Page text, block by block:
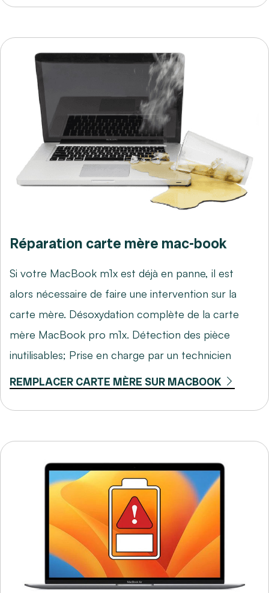
Réparation carte mère mac-book
Si votre MacBook m1x est déjà en panne, il est
alors nécessaire de faire une intervention sur la
carte mère. Désoxydation complète de la carte
mère MacBook pro m1x. Détection des pièce
inutilisables; Prise en charge par un technicien
REMPLACER CARTE MÈRE SUR MACBOOK